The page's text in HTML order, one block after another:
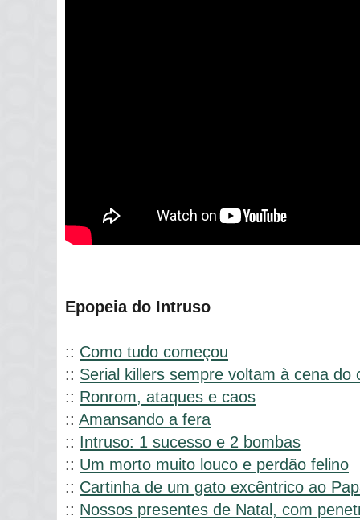
Epopeia do Intruso
:: Como tudo começou
:: Serial killers sempre voltam à cena do
:: Ronrom, ataques e caos
:: Amansando a fera
:: Intruso: 1 sucesso e 2 bombas
:: Um morto muito louco e perdão felino
:: Cartinha de um gato excêntrico ao
:: Nossos presentes de Natal, com